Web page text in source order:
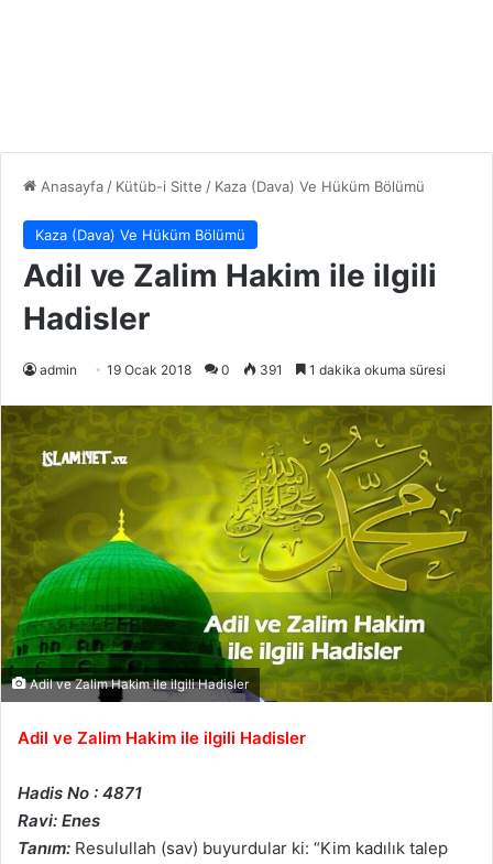
Anasayfa/ Kütüb-i Sitte / Kaza (Dava) Ve Hüküm Bölümü
Kaza (Dava) Ve Hüküm Bölümü
Adil ve Zalim Hakim ile ilgili
Hadisler
admin 19 Ocak 2018 0 391 1 dakika okuma süresi
Adil ve Zalim Hakim ile ilgili Hadisler
Adil ve Zalim Hakim ile ilgili Hadisler
Hadis No : 4871
Ravi: Enes
Tanım: Resulullah (sav) buyurdular ki: “Kim kadılık talep